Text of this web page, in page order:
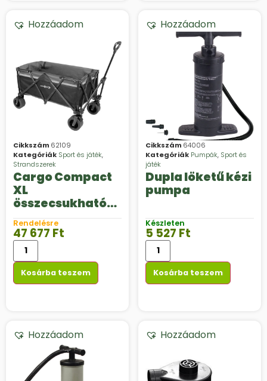
Hozzáadom
Cikkszám 62109
Kategóriák Sport és játék,
Strandszerek
Cargo Compact
XL
összecsukható
strandkocsi
Rendelésre
47 677 Ft
Kosárba teszem
Hozzáadom
Cikkszám 64006
Kategóriák Pumpák, Sport és
játék
Dupla löketű kézi
pumpa
Készleten
5 527 Ft
Kosárba teszem
Hozzáadom Hozzáadom